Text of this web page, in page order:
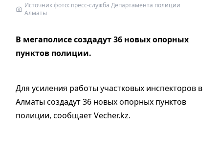
Источник фото: пресс-служба Департамента полиции
Алматы
В мегаполисе создадут 36 новых опорных
пунктов полиции.
Для усиления работы участковых инспекторов в
Алматы создадут 36 новых опорных пунктов
полиции, сообщает Vecher.kz.